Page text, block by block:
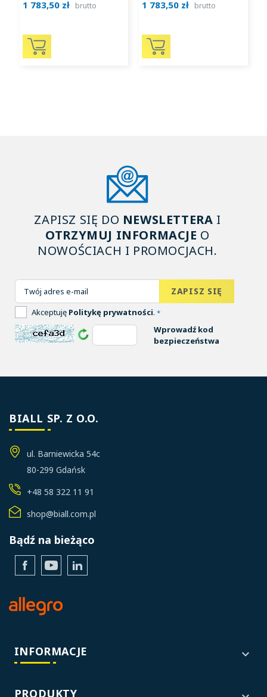
1 783,50 zł brutto
napięcia 48 – 1000V
1 783,50 zł brutto
ZAPISZ SIĘ DO NEWSLETTERA I
OTRZYMUJ INFORMACJE O
NOWOŚCIACH I PROMOCJACH.
Akceptuję Politykę prywatności. *
Wprowadź kod
bezpieczeństwa
BIALL SP. Z O.O.
ul. Barniewicka 54c
80-299 Gdańsk
+48 58 322 11 91
shop@biall.com.pl
Bądź na bieżąco
FacebookYouTubeLinkedIn
INFORMACJE 
PRODUKTY